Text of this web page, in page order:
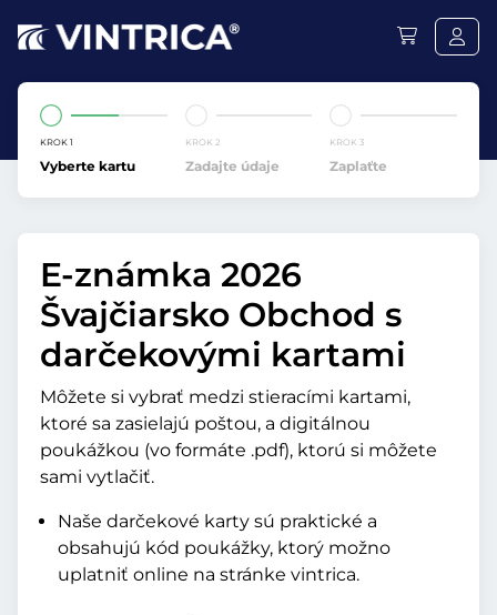
KROK 1
Vyberte kartu
KROK 2
Zadajte údaje
KROK 3
Zaplaťte
E-známka 2026
Švajčiarsko Obchod s
darčekovými kartami
Môžete si vybrať medzi stieracími kartami,
ktoré sa zasielajú poštou, a digitálnou
poukážkou (vo formáte .pdf), ktorú si môžete
sami vytlačiť.
Naše darčekové karty sú praktické a
obsahujú kód poukážky, ktorý možno
uplatniť online na stránke vintrica.